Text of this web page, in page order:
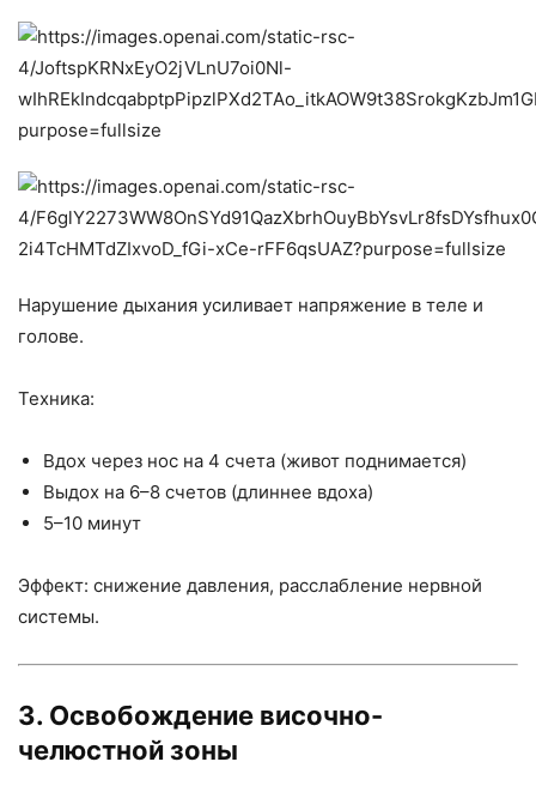
Нарушение дыхания усиливает напряжение в теле и
голове.
Техника:
Вдох через нос на 4 счета (живот поднимается)
Выдох на 6–8 счетов (длиннее вдоха)
5–10 минут
Эффект: снижение давления, расслабление нервной
системы.
3. Освобождение височно-
челюстной зоны